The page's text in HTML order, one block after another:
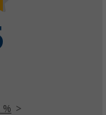
%